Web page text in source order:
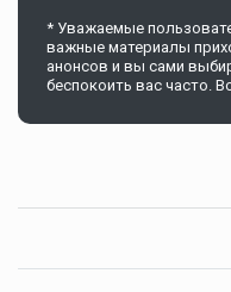
* Уважаемые
важные материалы
анонсов и вы сами
беспокоить вас часто.